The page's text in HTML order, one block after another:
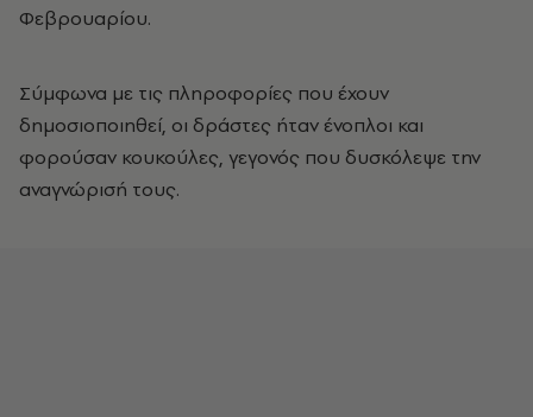
Φεβρουαρίου.
Σύμφωνα με τις πληροφορίες που έχουν
δημοσιοποιηθεί, οι δράστες ήταν ένοπλοι και
φορούσαν κουκούλες, γεγονός που δυσκόλεψε την
αναγνώρισή τους.